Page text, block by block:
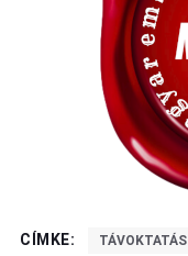
CÍMKE: TÁVOKTATÁS